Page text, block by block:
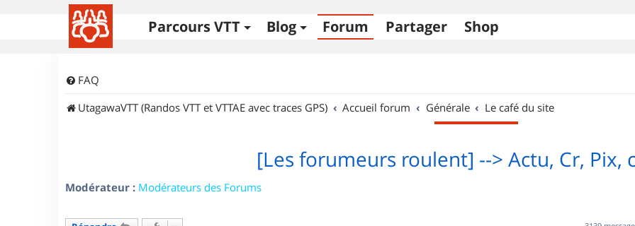
Parcours VTT Blog Forum Partager Shop
FAQ
UtagawaVTT (Randos VTT et VTTAE avec traces GPS)
Accueil forum Générale Le café du site
[Les forumeurs roulent] --> Actu, Cr, Pix,
Modérateur : Modérateurs des Forums